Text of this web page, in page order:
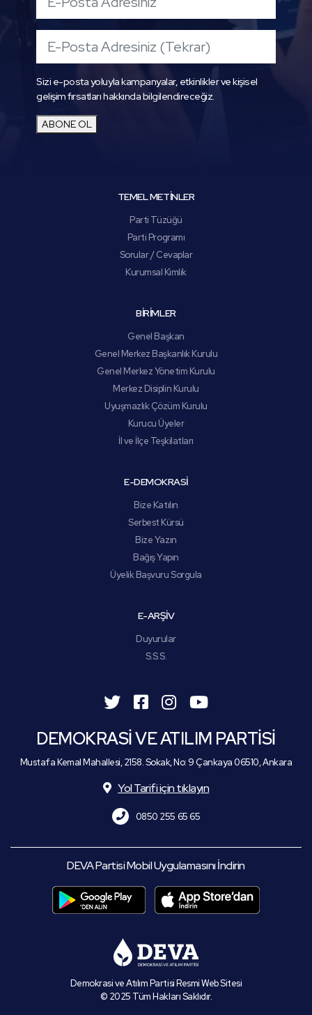
Sizi e-posta yoluyla kampanyalar, etkinlikler ve kişisel
gelişim fırsatları hakkında bilgilendireceğiz.
ABONE OL
TEMEL METİNLER
Parti Tüzüğü
Parti Programı
Sorular / Cevaplar
Kurumsal Kimlik
BİRİMLER
Genel Başkan
Genel Merkez Başkanlık Kurulu
Genel Merkez Yönetim Kurulu
Merkez Disiplin Kurulu
Uyuşmazlık Çözüm Kurulu
Kurucu Üyeler
İl ve İlçe Teşkilatları
E-DEMOKRASİ
Bize Katılın
Serbest Kürsü
Bize Yazın
Bağış Yapın
Üyelik Başvuru Sorgula
E-ARŞİV
Duyurular
S.S.S.
DEMOKRASİ VE ATILIM PARTİSİ
Mustafa Kemal Mahallesi, 2158. Sokak, No: 9 Çankaya 06510, Ankara
Yol Tarifi için tıklayın
0850 255 65 65
DEVA Partisi Mobil Uygulamasını İndirin
Demokrasi ve Atılım Partisi Resmi Web Sitesi
© 2025 Tüm Hakları Saklıdır.